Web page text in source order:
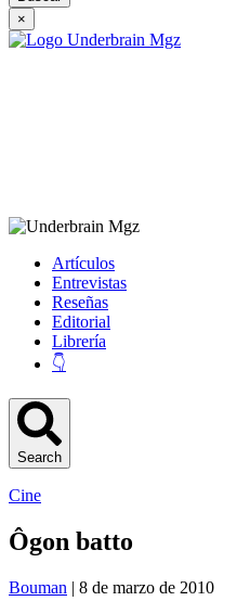
×
Artículos
Entrevistas
Reseñas
Editorial
Librería
👇
Search
Cine
Ôgon batto
Bouman | 8 de marzo de 2010